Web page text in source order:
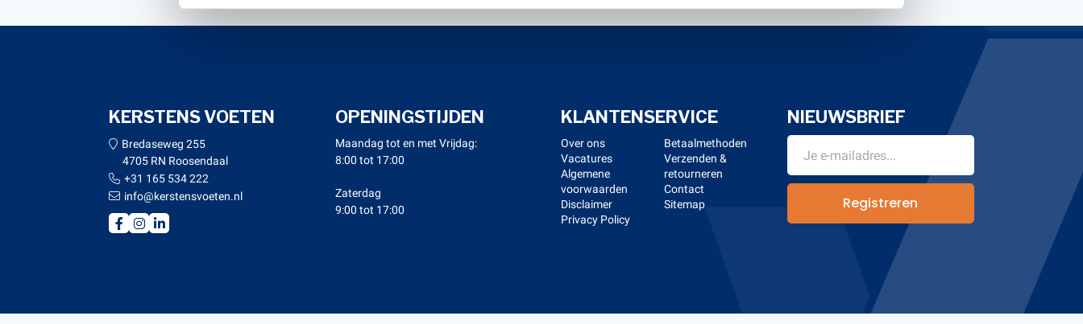
KERSTENS VOETEN
Bredaseweg 255
4705 RN Roosendaal
+31 165 534 222
info@kerstensvoeten.nl
OPENINGSTIJDEN
Maandag tot en met Vrijdag:
8:00 tot 17:00
Zaterdag
9:00 tot 17:00
KLANTENSERVICE
Over ons
Vacatures
Algemene
voorwaarden
Disclaimer
Privacy Policy
Betaalmethoden
Verzenden &
retourneren
Contact
Sitemap
NIEUWSBRIEF
Registreren